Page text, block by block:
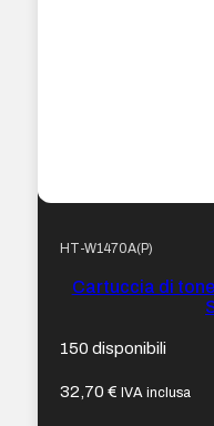
HT-W1470A(P)
Cartuccia di
150 disponibili
32,70€ IVA inclusa